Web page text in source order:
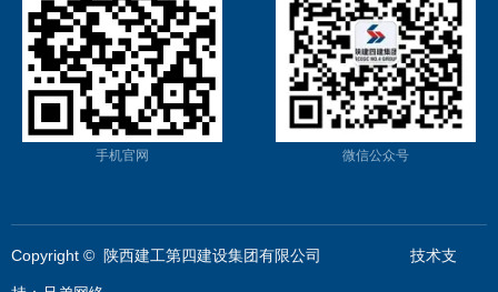
手机官网 微信公众号
Copyright © 陕西建工第四建设集团有限公司 技术支